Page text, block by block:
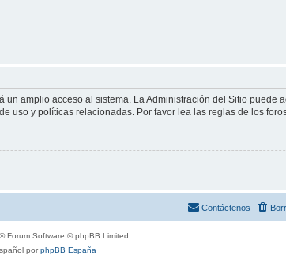
amplio acceso al sistema. La Administración del Sitio puede
uso y políticas relacionadas. Por favor lea las reglas de los
Contáctenos
® Forum Software © phpBB Limited
porphpBB España